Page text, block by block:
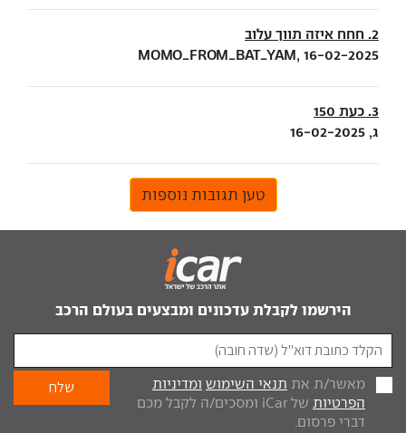
2. חחח איזה תווך עלוב
MOMO_FROM_BAT_YAM, 16-02-2025
3. כעת 150
ג, 16-02-2025
טען תגובות נוספות
הירשמו לקבלת עדכונים ומבצעים בעולם הרכב
מאשר/ת את תנאי השימוש ומדיניות
הפרטיות
של iCar ומסכים/ה לקבל מכם
דברי פרסום.